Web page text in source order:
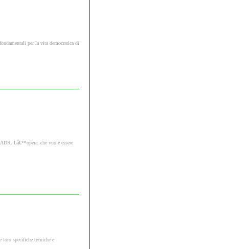
per la vita democratica di
Lâ€™opera, che vuole essere
loro specifiche tecniche e